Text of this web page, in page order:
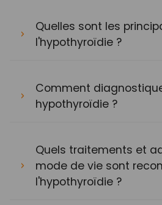
Quelles sont les
l'hypothyroïdie ?
Comment
hypothyroïdie ?
Quels traitements et
mode de vie sont
l'hypothyroïdie ?